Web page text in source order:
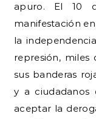
apuro. El 10
manifestación
la
represión,
sus banderas
y a ciudadanos
aceptar la